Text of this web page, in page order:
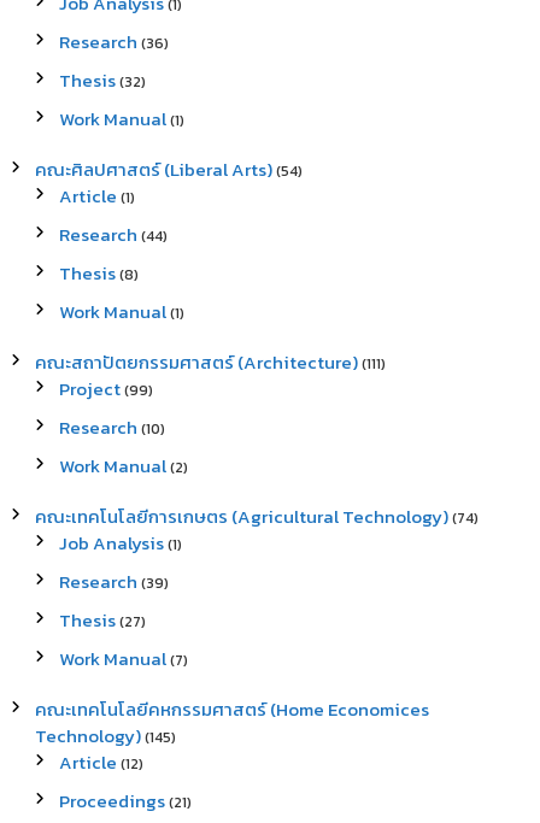
(1)
Research (36)
Thesis(32)
Work Manual(1)
คณะศิลปศาสตร์ (Liberal Arts)(54)
Article (1)
Research (44)
Thesis(8)
Work Manual(1)
คณะสถาปัตยกรรมศาสตร์ (Architecture)(111)
Project(99)
Research (10)
Work Manual(2)
คณะเทคโนโลยีการเกษตร (Agricultural Technology)(74)
Job Analysis(1)
Research (39)
Thesis(27)
Work Manual(7)
คณะเทคโนโลยีคหกรรมศาสตร์ (Home Economices
Technology)(145)
Article (12)
Proceedings(21)